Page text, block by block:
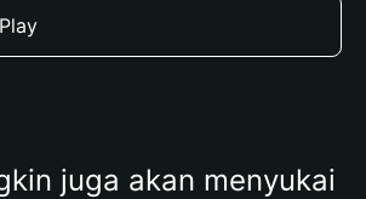
juga akan menyukai